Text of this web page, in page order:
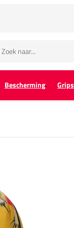
Bescherming Grips